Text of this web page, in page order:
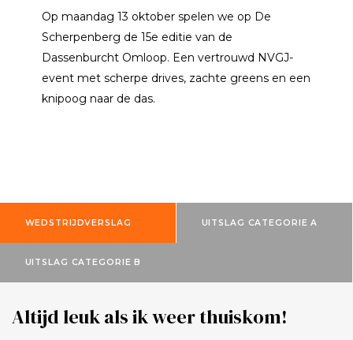
Op maandag 13 oktober spelen we op De
Scherpenberg de 15e editie van de
Dassenburcht Omloop. Een vertrouwd NVGJ-
event met scherpe drives, zachte greens en een
knipoog naar de das.
WEDSTRIJDVERSLAG UITSLAG CATEGORIE A
UITSLAG CATEGORIE B
Altijd leuk als ik weer thuiskom!